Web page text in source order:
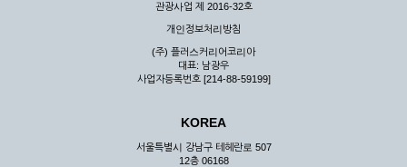
관광사업 제 2016-32호
개인정보처리방침
(주) 플러스커리어코리아
대표: 남광우
사업자등록번호 [214-88-59199]
KOREA
서울특별시 강남구 테헤란로 507
12층 06168